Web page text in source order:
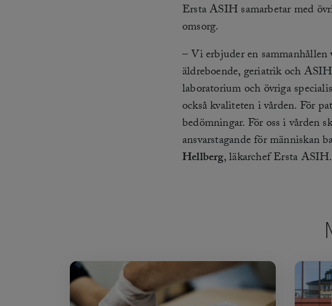
Ersta ASIH samarbetar med
omsorg.
– Vi erbjuder en
äldreboende, geriatrik och
laboratorium och övriga
också kvaliteten i vården. För
bedömningar. För oss i vården
ansvarstagande för människan
Hellberg, läkarchef Ersta ASIH.